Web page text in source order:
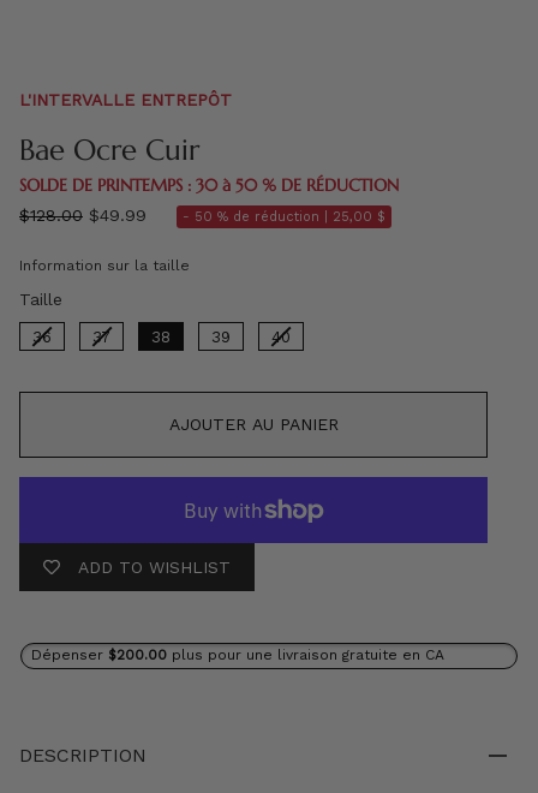
L'INTERVALLE ENTREPÔT
Bae Ocre Cuir
SOLDE DE PRINTEMPS : 30 à 50 % DE RÉDUCTION
régulier
$128.00 $49.99 - 50 % de réduction | 25,00 $
Information sur la taille
Taille
36 37 38 39 40
AJOUTER AU PANIER
ADD TO WISHLIST
Dépenser $200.00 plus pour une livraison gratuite en CA
DESCRIPTION